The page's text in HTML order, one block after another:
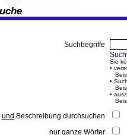
Suchbegriffe
Sie
•
•
•
und Beschreibung durchsuchen
nur ganze Wörter